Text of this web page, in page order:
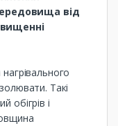
від
Такі
обігрів і